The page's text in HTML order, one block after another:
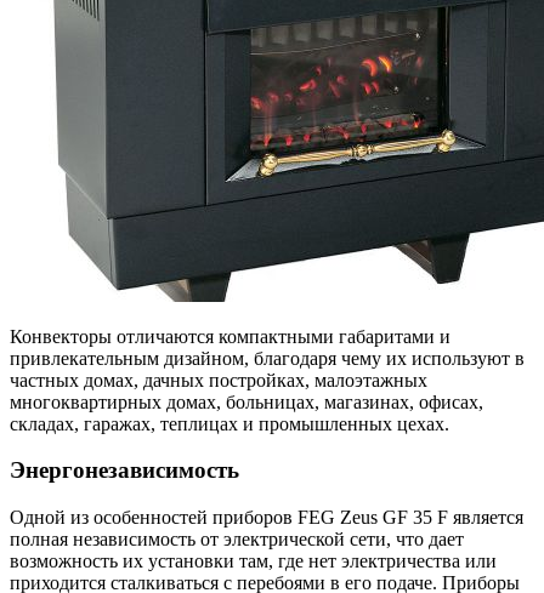
Конвекторы отличаются компактными габаритами и
привлекательным дизайном, благодаря чему их используют в
частных домах, дачных постройках, малоэтажных
многоквартирных домах, больницах, магазинах, офисах,
складах, гаражах, теплицах и промышленных цехах.
Энергонезависимость
Одной из особенностей приборов FEG Zeus GF 35 F является
полная независимость от электрической сети, что дает
возможность их установки там, где нет электричества или
приходится сталкиваться с перебоями в его подаче. Приборы